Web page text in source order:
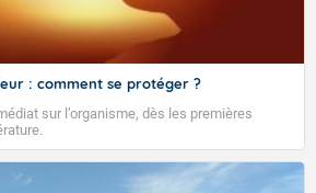
: comment se protéger ?
sur l’organisme, dès les premières